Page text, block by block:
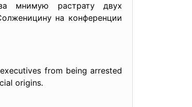
мнимую растрату двух
на конференции
from being arrested
origins.